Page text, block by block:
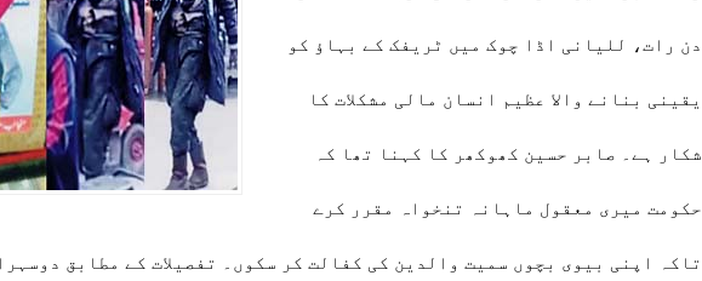
دن رات، للیانی اڈا چوک میں ٹریفک کے بہاؤ کو
یقینی بنانے والا عظیم انسان مالی مشکلات کا
شکار ہے۔ صابر حسین کھوکھر کا کہنا تھا کہ
حکومت میری معقول ماہانہ تنخواہ مقرر کرے
تاکہ اپنی بیوی بچوں سمیت والدین کی کفالت کر سکوں۔ تفصیلات کے مطابق